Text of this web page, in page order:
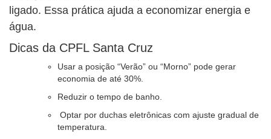
ligado. Essa prática ajuda a economizar energia e
água.
Dicas da CPFL Santa Cruz
Usar a posição “Verão” ou “Morno” pode gerar
economia de até 30%.
Reduzir o tempo de banho.
Optar por duchas eletrônicas com ajuste gradual de
temperatura.